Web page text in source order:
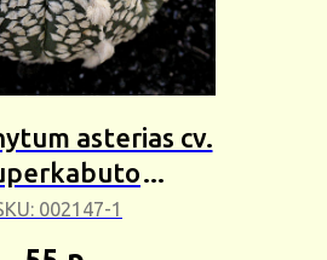
asterias cv.
астериас
Белый
002147-1